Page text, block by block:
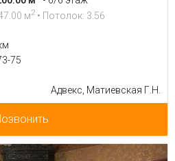
м2 • Потолок: 3.56
75
Адвекс, Матиевская Г.Н.